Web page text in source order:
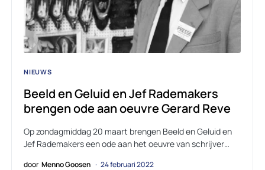
NIEUWS
Beeld en Geluid en Jef Rademakers
brengen ode aan oeuvre Gerard Reve
Op zondagmiddag 20 maart brengen Beeld en Geluid en
Jef Rademakers een ode aan het oeuvre van schrijver…
door Menno Goosen 24 februari 2022